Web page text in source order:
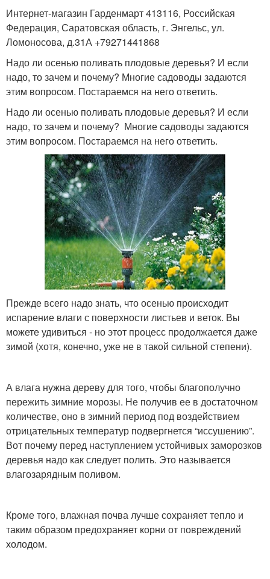
Интернет-магазин Гарденмарт 413116, Российская
Федерация, Саратовская область, г. Энгельс, ул.
Ломоносова, д.31А +79271441868
Надо ли осенью поливать плодовые деревья? И если
надо, то зачем и почему? Многие садоводы задаются
этим вопросом. Постараемся на него ответить.
Надо ли осенью поливать плодовые деревья? И если
надо, то зачем и почему? Многие садоводы задаются
этим вопросом. Постараемся на него ответить.
Прежде всего надо знать, что осенью происходит
испарение влаги с поверхности листьев и веток. Вы
можете удивиться - но этот процесс продолжается даже
зимой (хотя, конечно, уже не в такой сильной степени).
А влага нужна дереву для того, чтобы благополучно
пережить зимние морозы. Не получив ее в достаточном
количестве, оно в зимний период под воздействием
отрицательных температур подвергнется “иссушению”.
Вот почему перед наступлением устойчивых заморозков
деревья надо как следует полить. Это называется
влагозарядным поливом.
Кроме того, влажная почва лучше сохраняет тепло и
таким образом предохраняет корни от повреждений
холодом.